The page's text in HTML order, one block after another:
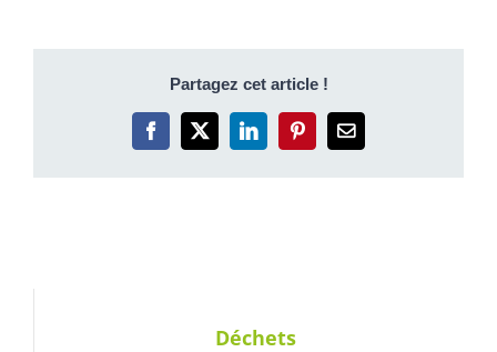
Partagez cet article !
Facebook
X LinkedInPinterestEmail
Déchets